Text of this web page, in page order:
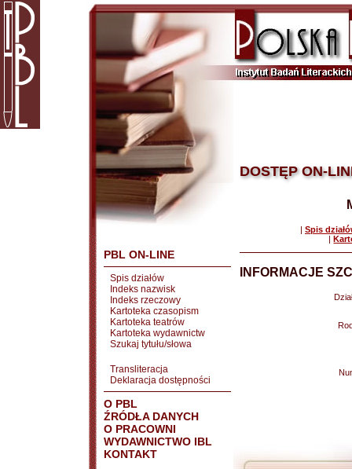
PBL ON-LINE
Spis działów
Indeks nazwisk
Indeks rzeczowy
Kartoteka czasopism
Kartoteka teatrów
Kartoteka wydawnictw
Szukaj tytułu/słowa
Transliteracja
Deklaracja dostępności
O PBL
ŹRÓDŁA DANYCH
O PRACOWNI
WYDAWNICTWO IBL
KONTAKT
DOSTĘP ON-
| Spis
|
INFORMACJE